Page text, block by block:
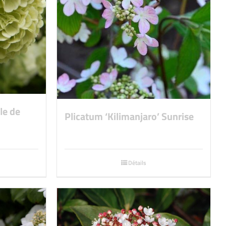
de
Plicatum ‘Kilimanjaro’ Sunrise
Détails